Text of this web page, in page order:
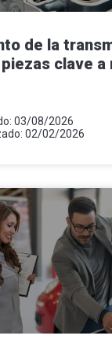
de la
clave a
03/08/2026
02/02/2026